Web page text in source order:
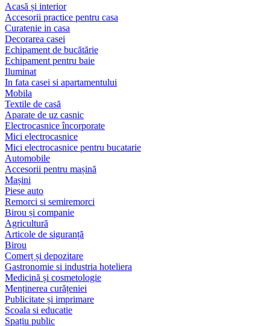
Acasă și interior
Accesorii practice pentru casa
Curatenie in casa
Decorarea casei
Echipament de bucătărie
Echipament pentru baie
Iluminat
In fata casei si apartamentului
Mobila
Textile de casă
Aparate de uz casnic
Electrocasnice încorporate
Mici electrocasnice
Mici electrocasnice pentru bucatarie
Automobile
Accesorii pentru mașină
Mașini
Piese auto
Remorci si semiremorci
Birou și companie
Agricultură
Articole de siguranță
Birou
Comerț și depozitare
Gastronomie si industria hoteliera
Medicină și cosmetologie
Menținerea curățeniei
Publicitate și imprimare
Scoala si educatie
Spațiu public